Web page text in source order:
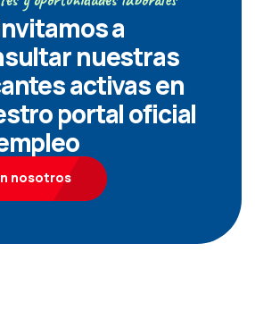
a
nuestras
activas en
portal oficial
nosotros